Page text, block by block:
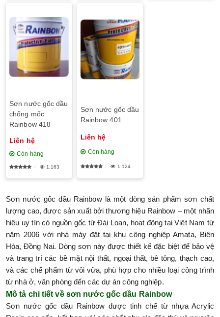
Sơn nước gốc dầu
chống mốc
Rainbow 418
Liên hệ
Còn hàng
1,163
Sơn nước gốc dầu
Rainbow 401
Liên hệ
Còn hàng
1,124
Sơn nước gốc dầu Rainbow là một dòng sản phẩm sơn chất
lượng cao, được sản xuất bởi thương hiệu Rainbow – một nhãn
hiệu uy tín có nguồn gốc từ Đài Loan, hoạt động tại Việt Nam từ
năm 2006 với nhà máy đặt tại khu công nghiệp Amata, Biên
Hòa, Đồng Nai. Dòng sơn này được thiết kế đặc biệt để bảo vệ
và trang trí các bề mặt nội thất, ngoại thất, bê tông, thạch cao,
và các chế phẩm từ vôi vữa, phù hợp cho nhiều loại công trình
từ nhà ở, văn phòng đến các dự án công nghiệp.
Mô tả chi tiết về sơn nước gốc dầu Rainbow
Sơn nước gốc dầu Rainbow được tinh chế từ nhựa Acrylic